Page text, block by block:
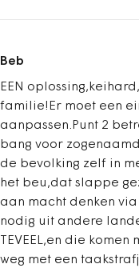
Beb
EEN
familie!Er moet een
aanpassen.Punt 2
bang voor
de bevolking zelf in
het beu,dat slappe
aan macht denken
nodig uit andere
TEVEEL,en die
weg met een